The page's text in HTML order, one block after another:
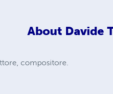
About Davide
compositore.